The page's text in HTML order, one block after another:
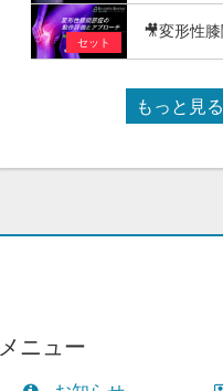
セット
もっと見る
メニュー